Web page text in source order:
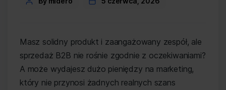
Masz solidny produkt i zaangażowany zespół, ale
sprzedaż B2B nie rośnie zgodnie z oczekiwaniami?
A może wydajesz dużo pieniędzy na marketing,
który nie przynosi żadnych realnych szans